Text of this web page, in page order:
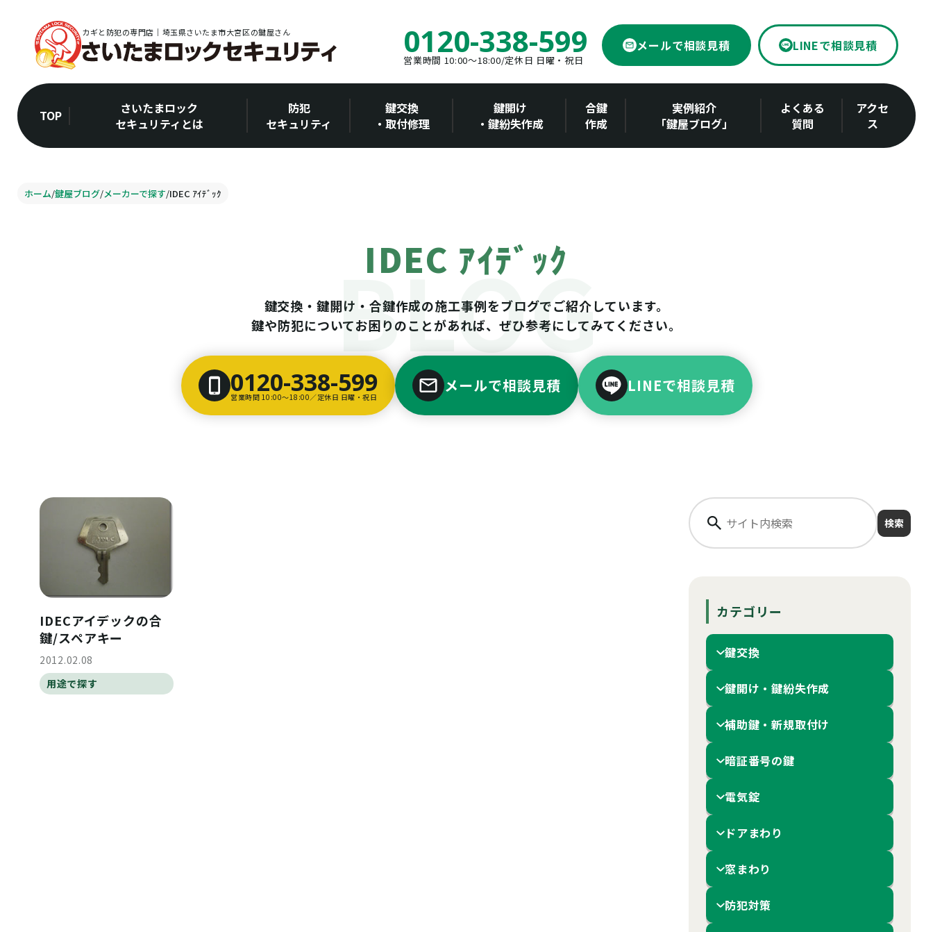
カギと防犯の専門店｜埼玉県さいたま市大宮区の鍵屋さん 0120-338-599
営業時間 10:00～18:00/定休日 日曜・祝日
メールで相談見積 LINEで相談見積
TOP
さいたまロック
セキュリティとは
防犯
セキュリティ
鍵交換
・取付修理
鍵開け
・鍵紛失作成
合鍵
作成
実例紹介
「鍵屋ブログ」
よくある
質問
アクセ
ス
ホーム/鍵屋ブログ/メーカーで探す/IDEC ｱｲﾃﾞｯｸ
IDEC ｱｲﾃﾞｯｸ
鍵交換・鍵開け・合鍵作成の施工事例をブログでご紹介しています。
鍵や防犯についてお困りのことがあれば、ぜひ参考にしてみてください。
0120-338-599
営業時間 10:00〜18:00／定休日 日曜・祝日
メールで相談見積 LINEで相談見積
IDECアイデックの合
鍵/スペアキー
2012.02.08
用途で探す
検索
カテゴリー
鍵交換
鍵開け・鍵紛失作成
補助鍵・新規取付け
暗証番号の鍵
電気錠
ドアまわり
窓まわり
防犯対策